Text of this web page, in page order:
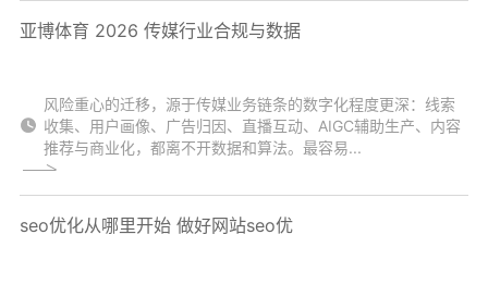
亚博体育 2026 传媒行业合规与数据
风险重心的迁移，源于传媒业务链条的数字化程度更深：线索
收集、用户画像、广告归因、直播互动、AIGC辅助生产、内容
推荐与商业化，都离不开数据和算法。最容易...
seo优化从哪里开始 做好网站seo优